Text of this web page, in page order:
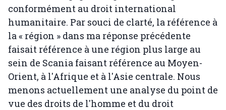
conformément au droit international
humanitaire. Par souci de clarté, la référence à
la « région » dans ma réponse précédente
faisait référence à une région plus large au
sein de Scania faisant référence au Moyen-
Orient, à l'Afrique et à l'Asie centrale. Nous
menons actuellement une analyse du point de
vue des droits de l'homme et du droit